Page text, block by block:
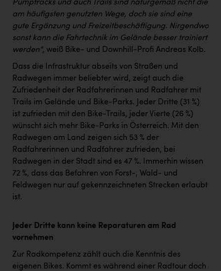
Pumptracks und auch Trails sind naturgemäß nicht die
am häufigsten genutzten Wege, doch sie sind eine
gute Ergänzung und Freizeitbeschäftigung. Nirgendwo
sonst kann die Fahrtechnik im Gelände besser trainiert
werden“, weiß Bike- und Downhill-Profi Andreas Kolb.
Dass die Infrastruktur abseits von Straßen und
Radwegen immer beliebter wird, zeigt auch die
Zufriedenheit der Radfahrerinnen und Radfahrer mit
Trails im Gelände und Bike-Parks. Jeder Dritte (31 %)
ist zufrieden mit den Bike-Trails, jeder Vierte (26 %)
wünscht sich mehr Bike-Parks in Österreich. Mit den
Radwegen am Land zeigen sich 53 % der
Radfahrerinnen und Radfahrer zufrieden, bei
Radwegen in der Stadt sind es 47 %. Immerhin wissen
72 %, dass das Befahren von Forst-, Wald- und
Feldwegen nur auf gekennzeichneten Strecken erlaubt
ist.
Jeder Dritte kann keine Reparaturen am Rad
vornehmen
Zur Radkompetenz zählt auch die Kenntnis des
eigenen Bikes. Kommt es während einer Radtour doch